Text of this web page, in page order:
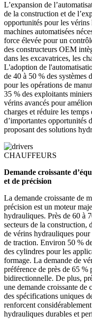
L’expansion de
de la construction et de
opportunités pour les
machines automatisées
force élevée pour un
des constructeurs OEM
dans les excavatrices, les
L'adoption de
de 40 à 50 % des systèmes
pour les opérations de
35 % des exploitants
vérins avancés pour
charges et réduire les
d’importantes opportunités
proposant des solutions
CHAUFFEURS
Demande croissante
et de précision
La demande croissante de
précision est un moteur
hydrauliques. Près de 60 à
secteurs de la construction,
de vérins hydrauliques pour
de traction. Environ 50 %
des cylindres pour les
formage. La demande de
préférence de près de 65 %
bidirectionnelle. De plus,
une demande croissante de
des spécifications uniques
renforcent
hydrauliques durables et